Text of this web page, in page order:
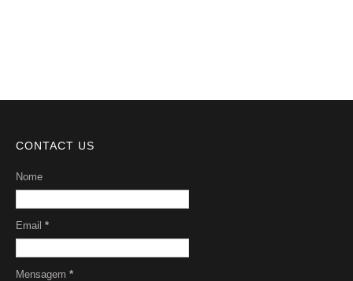
CONTACT US
Nome
Email *
Mensagem *